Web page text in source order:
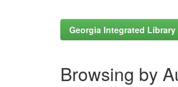
Georgia Integrated
Browsing by